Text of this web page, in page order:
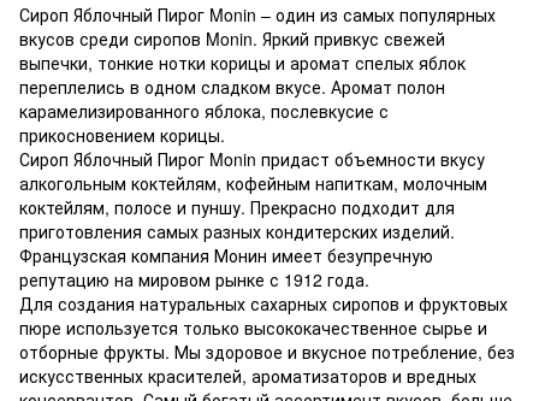
Сироп Яблочный Пирог Monin – один из самых популярных
вкусов среди сиропов Monin. Яркий привкус свежей
выпечки, тонкие нотки корицы и аромат спелых яблок
переплелись в одном сладком вкусе. Аромат полон
карамелизированного яблока, послевкусие с
прикосновением корицы.
Сироп Яблочный Пирог Monin придаст объемности вкусу
алкогольным коктейлям, кофейным напиткам, молочным
коктейлям, полосе и пуншу. Прекрасно подходит для
приготовления самых разных кондитерских изделий.
Французская компания Монин имеет безупречную
репутацию на мировом рынке с 1912 года.
Для создания натуральных сахарных сиропов и фруктовых
пюре используется только высококачественное сырье и
отборные фрукты. Мы здоровое и вкусное потребление, без
искусственных красителей, ароматизаторов и вредных